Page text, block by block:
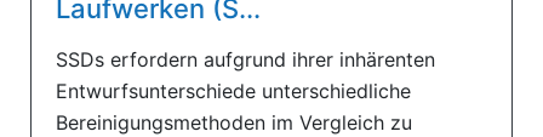
Laufwerken (S...
SSDs erfordern aufgrund ihrer inhärenten
Entwurfsunterschiede unterschiedliche
Bereinigungsmethoden im Vergleich zu